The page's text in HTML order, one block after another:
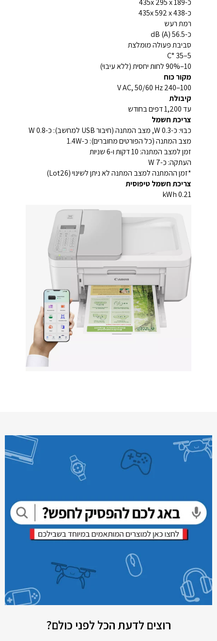
כ-435x 295 x 189
כ-435x 592 x 438
רמת רעש
כ-56.5 dB (A)
סביבת פעולה מומלצת
5–35 °C
10–90% לחות יחסית (ללא עיבוי)
מקור כוח
100–240 V AC, 50/60 Hz
קיבולת
עד 1,200 דפים בחודש
צריכת חשמל
כבוי: כ-0.3 W, מצב המתנה (חיבור USB למחשב): כ-0.8 W
מצב המתנה (כל הפורטים מחוברים): כ-1.4W
זמן למצב המתנה: 10 דקות ו-6 שניות
העתקה: כ-7 W
*זמן ההמתנה למצב המתנה לא ניתן לשינוי (Lot26)
צריכת חשמל טיפוסית
0.21 kWh
רוצים לדעת הכל לפני כולם?